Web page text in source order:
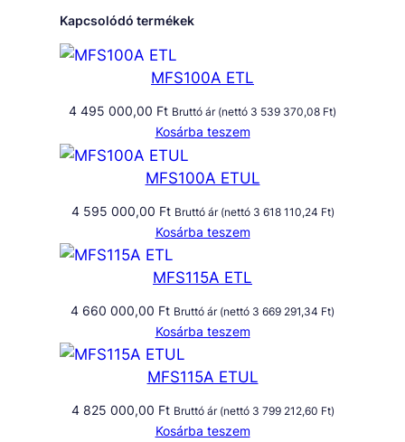
Kapcsolódó termékek
MFS100A ETL
4 495 000,00 Ft Bruttó ár (nettó 3 539 370,08 Ft)
Kosárba teszem
MFS100A ETUL
4 595 000,00 Ft Bruttó ár (nettó 3 618 110,24 Ft)
Kosárba teszem
MFS115A ETL
4 660 000,00 Ft Bruttó ár (nettó 3 669 291,34 Ft)
Kosárba teszem
MFS115A ETUL
4 825 000,00 Ft Bruttó ár (nettó 3 799 212,60 Ft)
Kosárba teszem